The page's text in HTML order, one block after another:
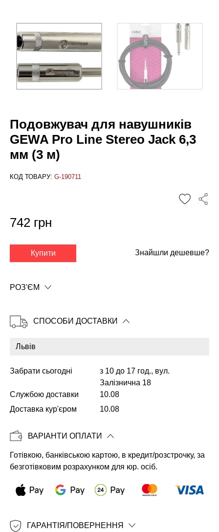
Подовжувач для навушників
GEWA Pro Line Stereo Jack 6,3
мм (3 м)
КОД ТОВАРУ: G-190711
Копіювати
742 грн
Купити Знайшли дешевше?
РОЗ'ЄМ
СПОСОБИ ДОСТАВКИ
Забрати сьогодні
з 10 до 17 год., вул.
Залізнична 18
Службою доставки
10.08
Доставка кур'єром
10.08
ВАРІАНТИ ОПЛАТИ
Готівкою, банківською картою, в кредит/розстрочку, за
безготівковим розрахунком для юр. осіб.
ГАРАНТІЯ/ПОВЕРНЕННЯ